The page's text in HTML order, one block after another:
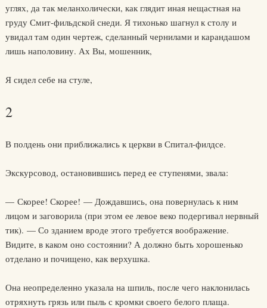
углях, да так меланхолически, как глядит иная нещастная на
груду Смит-фильдской снеди. Я тихонько шагнул к столу и
увидал там один чертеж, сделанный чернилами и карандашом
лишь наполовину. Ах Вы, мошенник,
Я сидел себе на стуле,
2
В полдень они приближались к церкви в Спитал-филдсе.
Экскурсовод, остановившись перед ее ступенями, звала:
— Скорее! Скорее! — Дождавшись, она повернулась к ним
лицом и заговорила (при этом ее левое веко подергивал нервный
тик). — Со зданием вроде этого требуется воображение.
Видите, в каком оно состоянии? А должно быть хорошенько
отделано и почищено, как верхушка.
Она неопределенно указала на шпиль, после чего наклонилась
отряхнуть грязь или пыль с кромки своего белого плаща.